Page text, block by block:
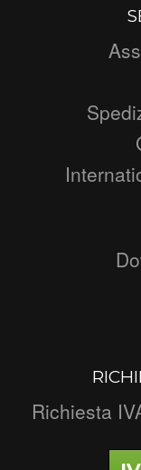
Richiesta